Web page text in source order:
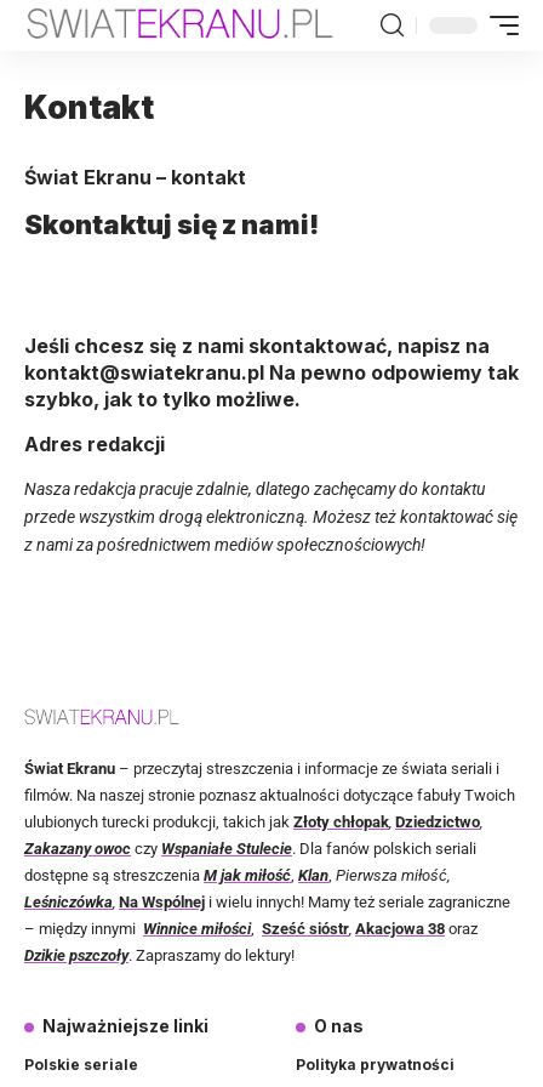
Kontakt
Świat Ekranu – kontakt
Skontaktuj się z nami!
Jeśli chcesz się z nami skontaktować, napisz na
kontakt@swiatekranu.pl Na pewno odpowiemy tak
szybko, jak to tylko możliwe.
Adres redakcji
Nasza redakcja pracuje zdalnie, dlatego zachęcamy do kontaktu
przede wszystkim drogą elektroniczną. Możesz też kontaktować się
z nami za pośrednictwem mediów społecznościowych!
Świat Ekranu – przeczytaj streszczenia i informacje ze świata seriali i
filmów. Na naszej stronie poznasz aktualności dotyczące fabuły Twoich
ulubionych turecki produkcji, takich jak Złoty chłopak Dziedzictwo
Zakazany owoc czy Wspaniałe Stulecie. Dla fanów polskich seriali
dostępne są streszczenia M jak miłość Klan Pierwsza miłość,
Leśniczówka Na Wspólnej i wielu innych! Mamy też seriale zagraniczne
– między innymi Winnice miłości, Sześć sióstr Akacjowa 38 oraz
Dzikie pszczoły. Zapraszamy do lektury!
Najważniejsze linki
Polskie seriale
O nas
Polityka prywatności